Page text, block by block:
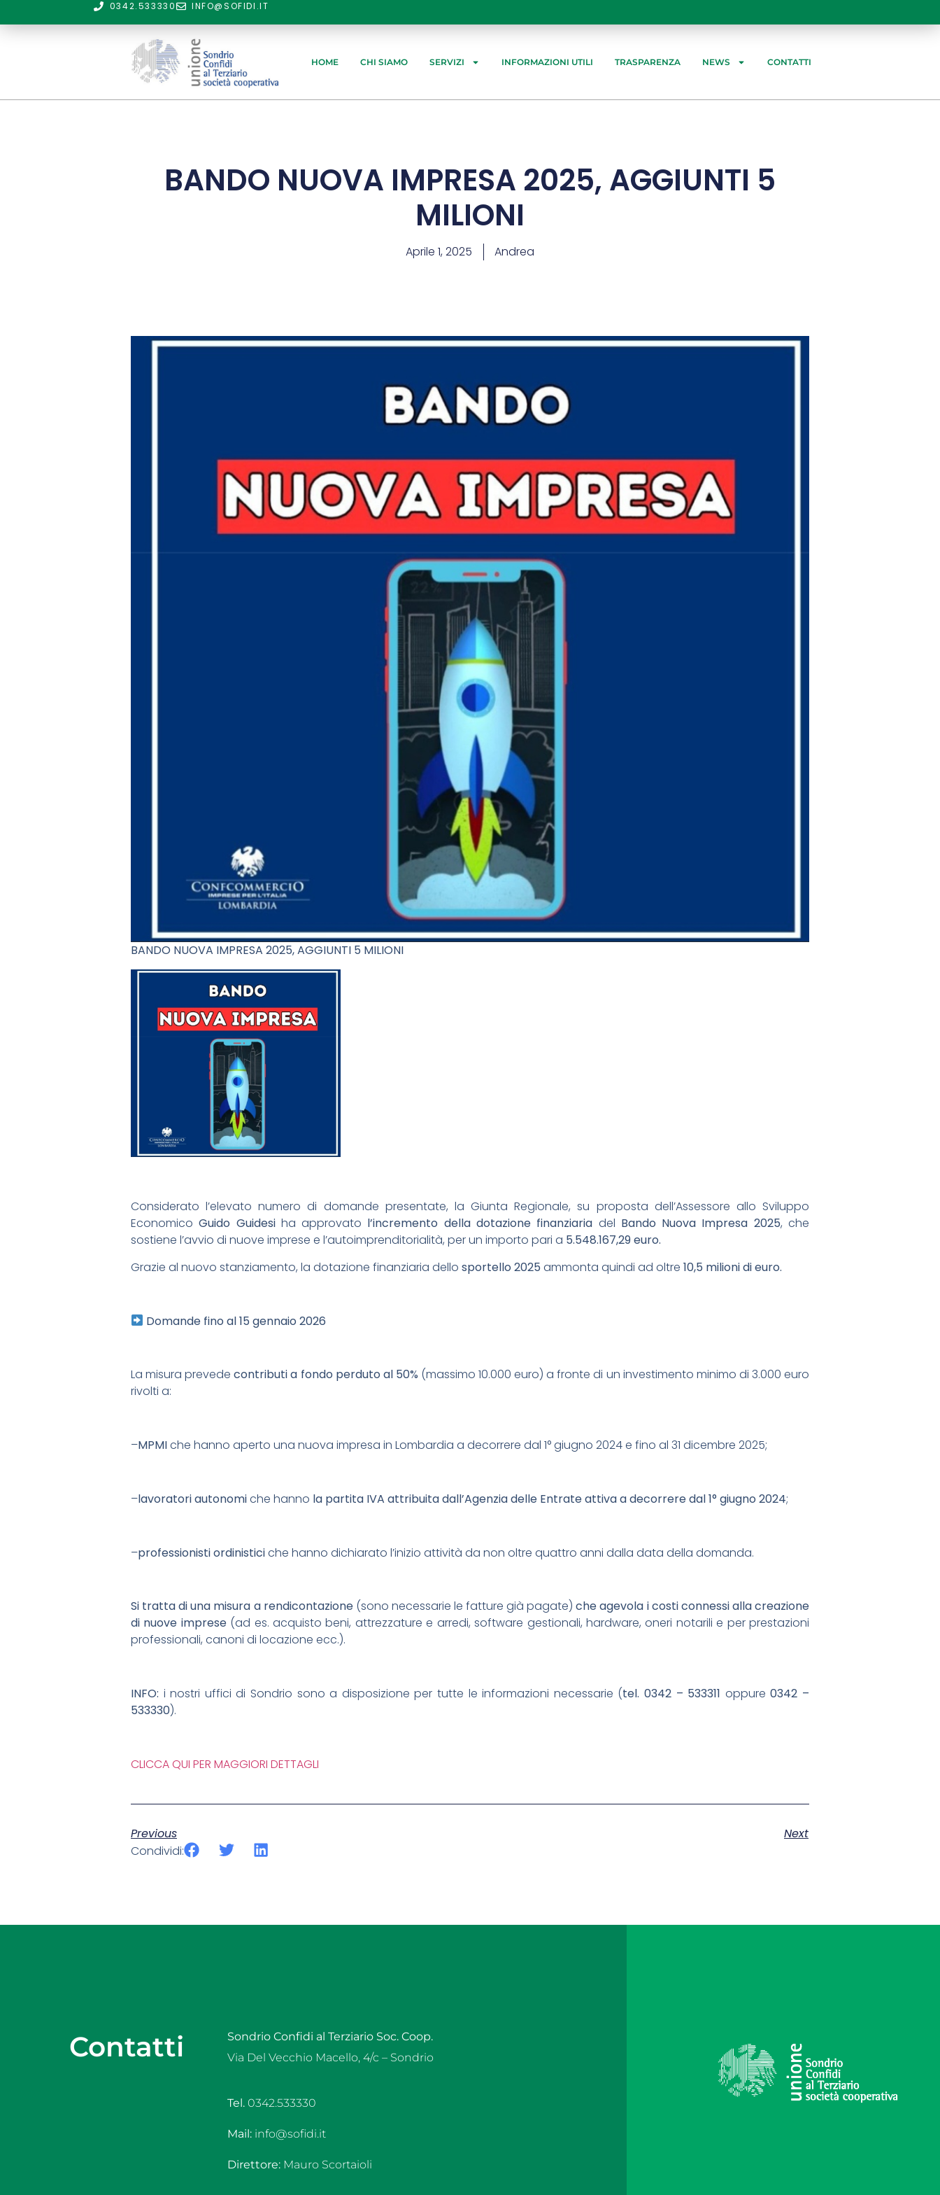
0342.533330 INFO@SOFIDI.IT
HOME CHI SIAMO SERVIZI INFORMAZIONI UTILI TRASPARENZA NEWS CONTATTI
BANDO NUOVA IMPRESA 2025, AGGIUNTI 5
MILIONI
Aprile 1, 2025 Andrea
BANDO NUOVA IMPRESA 2025, AGGIUNTI 5 MILIONI
Considerato l’elevato numero di domande presentate, la Giunta Regionale, su proposta dell’Assessore allo Sviluppo
EconomicoGuido Guidesiha approvato l’incremento della dotazione finanziaria del Bando Nuova Impresa 2025, che
sostiene l’avvio di nuove imprese e l’autoimprenditorialità, per un importo pari a 5.548.167,29 euro.
Grazie al nuovo stanziamento, la dotazione finanziaria dello sportello 2025 ammonta quindi ad oltre 10,5 milioni di euro.
Domande fino al 15 gennaio 2026
La misura prevedecontributi a fondo perduto al 50% (massimo 10.000 euro) a fronte di un investimento minimo di 3.000 euro
rivolti a:
–MPMIche hanno aperto una nuova impresa in Lombardia a decorrere dal 1° giugno 2024 e fino al 31 dicembre 2025;
–lavoratori autonomiche hanno la partita IVA attribuita dall’Agenzia delle Entrate attiva a decorrere dal 1° giugno 2024;
–professionisti ordinisticiche hanno dichiarato l’inizio attività da non oltre quattro anni dalla data della domanda.
Si tratta di una misura a rendicontazione(sono necessarie le fatture già pagate)che agevola i costi connessi alla creazione
di nuove imprese (ad es. acquisto beni, attrezzature e arredi, software gestionali, hardware, oneri notarili e per prestazioni
professionali, canoni di locazione ecc.).
INFO: i nostri uffici di Sondrio sono a disposizione per tutte le informazioni necessarie (tel. 0342 – 533311 oppure 0342 –
533330).
CLICCA QUI PER MAGGIORI DETTAGLI
Previous
Next
Condividi:
Contatti
Sondrio Confidi al Terziario Soc. Coop.
Via Del Vecchio Macello, 4/c – Sondrio
Tel.0342.533330
Mail: info@sofidi.it
Direttore: Mauro Scortaioli